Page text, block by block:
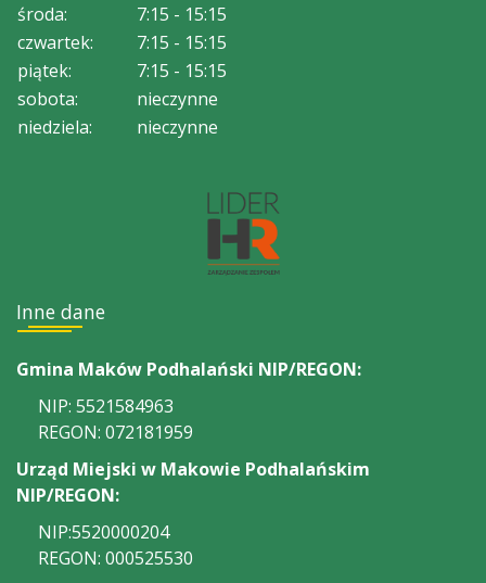
środa:
7:15 - 15:15
czwartek:
7:15 - 15:15
piątek:
7:15 - 15:15
sobota:
nieczynne
niedziela:
nieczynne
Inne dane
Gmina Maków Podhalański NIP/REGON:
NIP: 5521584963
REGON: 072181959
Urząd Miejski w Makowie Podhalańskim
NIP/REGON:
NIP:5520000204
REGON: 000525530